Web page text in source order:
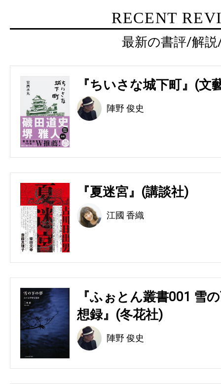
RECENT
最新の書評/解
『ちいさな城下町』(文
陣野 俊史
『夏迷宮』(講談社)
江國 香織
『ふぉとん叢書001 雪
想録』(冬花社)
陣野 俊史